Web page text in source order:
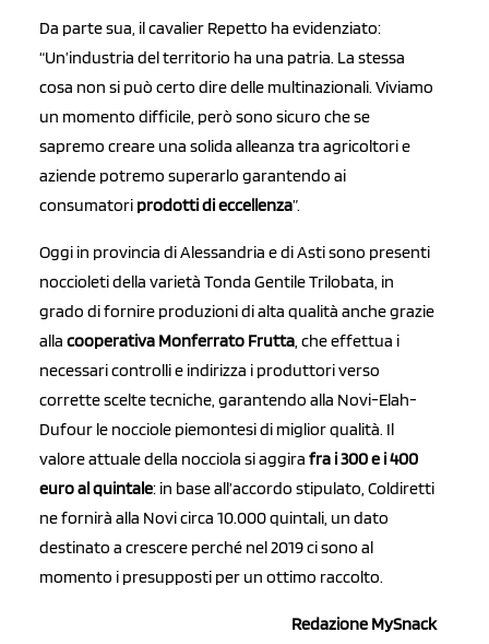
Da parte sua, il cavalier Repetto ha evidenziato:
“Un’industria del territorio ha una patria. La stessa
cosa non si può certo dire delle multinazionali. Viviamo
un momento difficile, però sono sicuro che se
sapremo creare una solida alleanza tra agricoltori e
aziende potremo superarlo garantendo ai
consumatori prodotti di eccellenza”.
Oggi in provincia di Alessandria e di Asti sono presenti
noccioleti della varietà Tonda Gentile Trilobata, in
grado di fornire produzioni di alta qualità anche grazie
alla cooperativa Monferrato Frutta , che effettua i
necessari controlli e indirizza i produttori verso
corrette scelte tecniche, garantendo alla Novi-Elah-
Dufour le nocciole piemontesi di miglior qualità. Il
valore attuale della nocciola si aggira fra i 300 e i 400
euro al quintale: in base all’accordo stipulato, Coldiretti
ne fornirà alla Novi circa 10.000 quintali, un dato
destinato a crescere perché nel 2019 ci sono al
momento i presupposti per un ottimo raccolto.
Redazione MySnack